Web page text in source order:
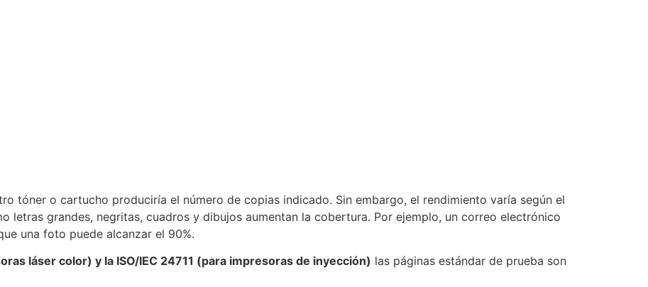
tóner o cartucho produciría el número de copias indicado. Sin embargo, el rendimiento varía según el
letras grandes, negritas, cuadros y dibujos aumentan la cobertura. Por ejemplo, un correo electrónico
una foto puede alcanzar el 90%.
láser color) y la ISO/IEC 24711 (para impresoras de inyección) las páginas estándar de prueba son